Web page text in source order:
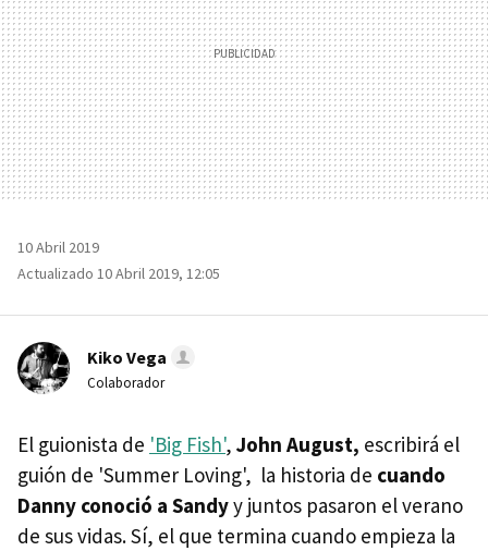
10 Abril 2019
Actualizado 10 Abril 2019, 12:05
Kiko Vega
Colaborador
El guionista de 'Big Fish', John August, escribirá el
guión de 'Summer Loving', la historia de cuando
Danny conoció a Sandyy juntos pasaron el verano
de sus vidas. Sí, el que termina cuando empieza la